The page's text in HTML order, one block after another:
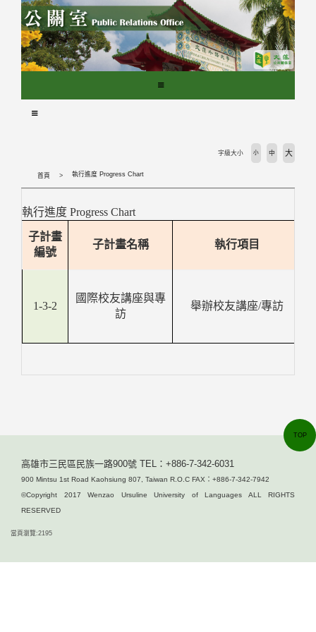
首頁 執行進度 Progress Chart
字級大小 小 中 大
執行進度 Progress Chart
子計畫
編號
子計畫名稱
執行項目
1-3-2
國際校友講座與專
訪
舉辦校友講座/專訪
高雄市三民區民族一路900號 TEL：+886-7-342-6031
900 Mintsu 1st Road Kaohsiung 807, Taiwan R.O.C FAX：+886-7-342-7942
©Copyright 2017 Wenzao Ursuline University of Languages ALL RIGHTS
RESERVED
當頁瀏覽:2195
TOP